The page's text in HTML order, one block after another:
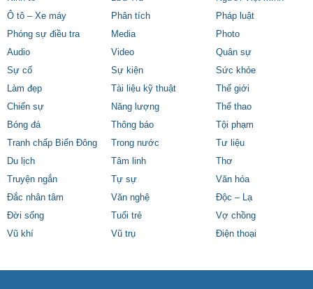
Ô tô – Xe máy
Phân tích
Pháp luật
Phóng sự điều tra
Media
Photo
Audio
Video
Quân sự
Sự cố
Sự kiện
Sức khỏe
Làm đẹp
Tài liệu kỹ thuật
Thế giới
Chiến sự
Năng lượng
Thể thao
Bóng đá
Thông báo
Tội phạm
Tranh chấp Biển Đông
Trong nước
Tư liệu
Du lịch
Tâm linh
Thơ
Truyện ngắn
Tự sự
Văn hóa
Đắc nhân tâm
Văn nghệ
Độc – Lạ
Đời sống
Tuổi trẻ
Vợ chồng
Vũ khí
Vũ trụ Điện thoại